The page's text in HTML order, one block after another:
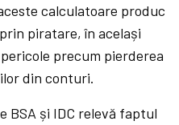
calculatoare produc
piratare, în același
precum pierderea
din conturi.
BSA și IDC relevă faptul